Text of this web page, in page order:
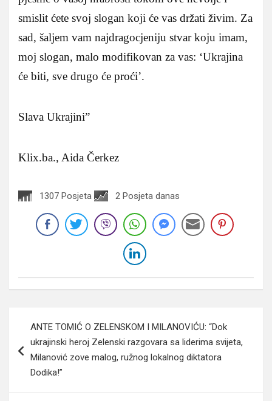
smislit ćete svoj slogan koji će vas držati živim. Za
sad, šaljem vam najdragocjeniju stvar koju imam,
moj slogan, malo modifikovan za vas: ‘Ukrajina
će biti, sve drugo će proći’.
Slava Ukrajini”
Klix.ba., Aida Čerkez
1307 Posjeta 2 Posjeta danas
članaka
ANTE TOMIĆ O ZELENSKOM I MILANOVIĆU: “Dok
ukrajinski heroj Zelenski razgovara sa liderima svijeta,
Milanović zove malog, ružnog lokalnog diktatora
Dodika!”